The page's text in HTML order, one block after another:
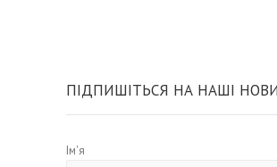
ПІДПИШІТЬСЯ НА НАШІ
Ім'я